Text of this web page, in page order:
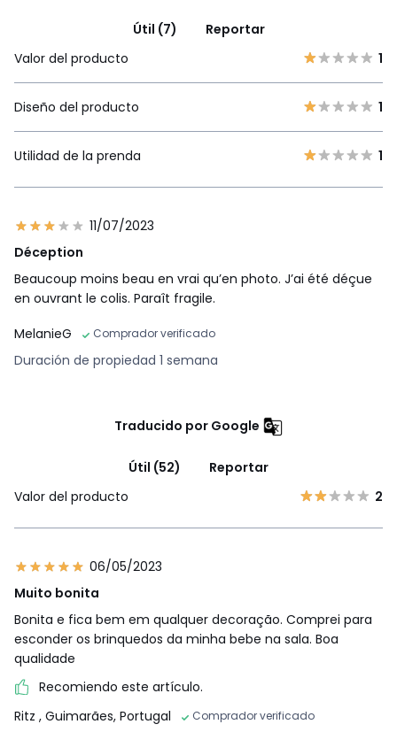
Útil (7)
Reportar
Valor del producto
1
Diseño del producto 1
Utilidad de la prenda 1
11/07/2023
Déception
Beaucoup moins beau en vrai qu’en photo. J’ai été déçue
en ouvrant le colis. Paraît fragile.
MelanieG
Comprador verificado
Duración de propiedad 1 semana
Traducido por Google
Útil (52)
Reportar
Valor del producto
2
06/05/2023
Muito bonita
Bonita e fica bem em qualquer decoração. Comprei para
esconder os brinquedos da minha bebe na sala. Boa
qualidade
Recomiendo este artículo.
Ritz , Guimarães, Portugal Comprador verificado